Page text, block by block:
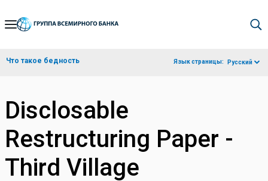
Skip
Navigation
Что такое бедность Язык страницы: Русский
Disclosable
Restructuring Paper -
Third Village